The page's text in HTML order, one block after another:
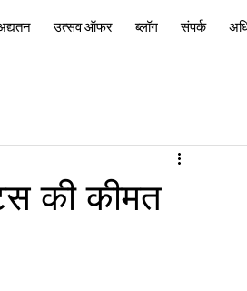
उत्सव ऑफर ब्लॉग संपर्क
की कीमत